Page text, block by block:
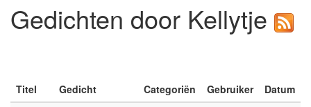
Gedichten door Kellytje
Titel Gedicht Categoriën Gebruiker
Datum